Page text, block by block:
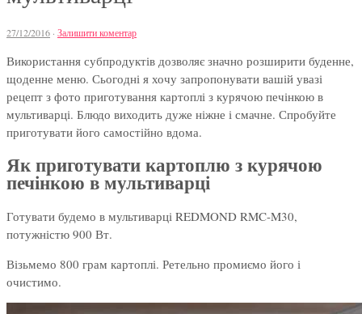
27/12/2016 · Залишити коментар
Використання субпродуктів дозволяє значно розширити буденне,
щоденне меню. Сьогодні я хочу запропонувати вашій увазі
рецепт з фото приготування картоплі з курячою печінкою в
мультиварці. Блюдо виходить дуже ніжне і смачне. Спробуйте
приготувати його самостійно вдома.
Як приготувати картоплю з курячою
печінкою в мультиварці
Готувати будемо в мультиварці REDMOND RMC-M30,
потужністю 900 Вт.
Візьмемо 800 грам картоплі. Ретельно промиємо його і
очистимо.